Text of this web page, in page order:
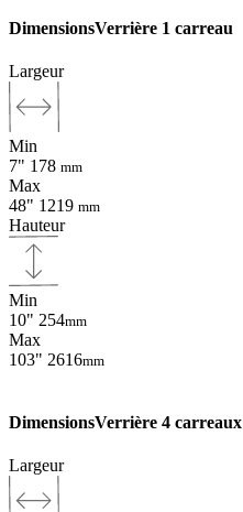
DimensionsVerrière 1 carreau
Largeur
Min
7" 178 mm
Max
48" 1219 mm
Hauteur
Min
10" 254mm
Max
103" 2616mm
DimensionsVerrière 4 carreaux
Largeur